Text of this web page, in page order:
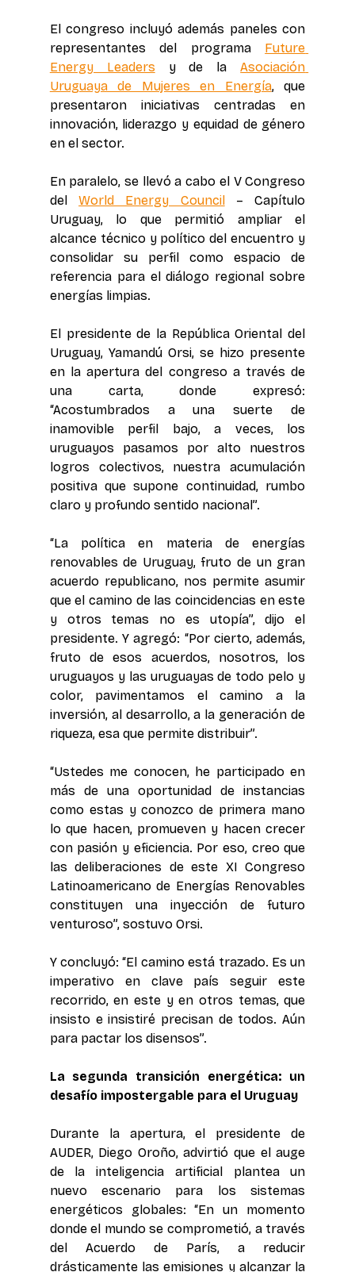
El congreso incluyó además paneles con
representantes del programa Future
Energy Leaders y de la Asociación
Uruguaya de Mujeres en Energía, que
presentaron iniciativas centradas en
innovación, liderazgo y equidad de género
en el sector.
En paralelo, se llevó a cabo el V Congreso
del World Energy Council – Capítulo
Uruguay, lo que permitió ampliar el
alcance técnico y político del encuentro y
consolidar su perfil como espacio de
referencia para el diálogo regional sobre
energías limpias.
El presidente de la República Oriental del
Uruguay, Yamandú Orsi, se hizo presente
en la apertura del congreso a través de
una carta, donde expresó:
“Acostumbrados a una suerte de
inamovible perfil bajo, a veces, los
uruguayos pasamos por alto nuestros
logros colectivos, nuestra acumulación
positiva que supone continuidad, rumbo
claro y profundo sentido nacional”.
“La política en materia de energías
renovables de Uruguay, fruto de un gran
acuerdo republicano, nos permite asumir
que el camino de las coincidencias en este
y otros temas no es utopía”, dijo el
presidente. Y agregó: “Por cierto, además,
fruto de esos acuerdos, nosotros, los
uruguayos y las uruguayas de todo pelo y
color, pavimentamos el camino a la
inversión, al desarrollo, a la generación de
riqueza, esa que permite distribuir”.
“Ustedes me conocen, he participado en
más de una oportunidad de instancias
como estas y conozco de primera mano
lo que hacen, promueven y hacen crecer
con pasión y eficiencia. Por eso, creo que
las deliberaciones de este XI Congreso
Latinoamericano de Energías Renovables
constituyen una inyección de futuro
venturoso”, sostuvo Orsi.
Y concluyó: “El camino está trazado. Es un
imperativo en clave país seguir este
recorrido, en este y en otros temas, que
insisto e insistiré precisan de todos. Aún
para pactar los disensos”.
La segunda transición energética: un
desafío impostergable para el Uruguay
Durante la apertura, el presidente de
AUDER, Diego Oroño, advirtió que el auge
de la inteligencia artificial plantea un
nuevo escenario para los sistemas
energéticos globales: “En un momento
donde el mundo se comprometió, a través
del Acuerdo de París, a reducir
drásticamente las emisiones y alcanzar la